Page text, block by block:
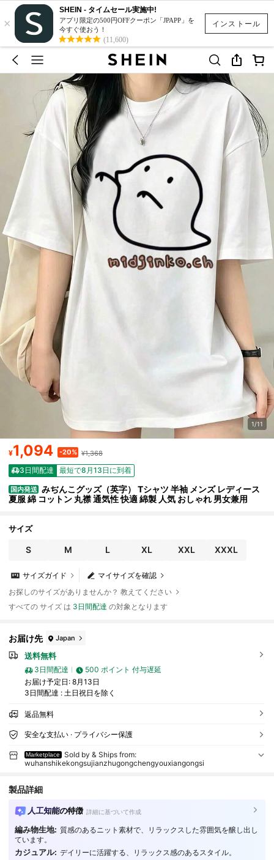
インストール
×
SHEIN - タイムセール実施中!
アプリ限定の500円OFFクーポン「JPAPP」を
今すぐ使おう！
(11,600)
1/11
¥1,094 -20% ¥1,368
3日間配達 最短で8月13日に到着
国内発送 みぢんこグッズ（英字） Tシャツ 半袖 メンズ レディース
夏服 綿 コットン 丸襟 通気性 快適 綿製 人気 おしゃれ 男女兼用
サイズ
S M L XL XXL XXXL
マイサイズを確認
サイズガイド
お探しのサイズがありませんか？ 教えてください
すべての サイズ は 3日間配達 の対象となります
お届け先 Japan
送料無料
3日間配達
500 ポイント 付与遅延
お届け予定日: 8月13日
3日間配達 : 土日祝日を除く
返品無料
安全な支払い · プライバシー保護
Marketplace
Sold by & Ships from:
wuhanshikekongsujianzhugongchengyouxiangongsi
製品詳細
人工知能の特徴 詳細に基づいて作成
編み物生地: 質感のあるニット素材で、リラックスした雰囲気を醸し出し
ています。
カジュアル: デイリーに活躍する、リラックス感のあるスタイル。
4.55 18 フォロワー